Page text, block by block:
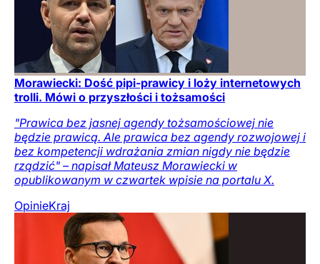
Morawiecki: Dość pipi-prawicy i loży internetowych
trolli. Mówi o przyszłości i tożsamości
"Prawica bez jasnej agendy tożsamościowej nie
będzie prawicą. Ale prawica bez agendy rozwojowej i
bez kompetencji wdrażania zmian nigdy nie będzie
rządzić" – napisał Mateusz Morawiecki w
opublikowanym w czwartek wpisie na portalu X.
OpinieKraj